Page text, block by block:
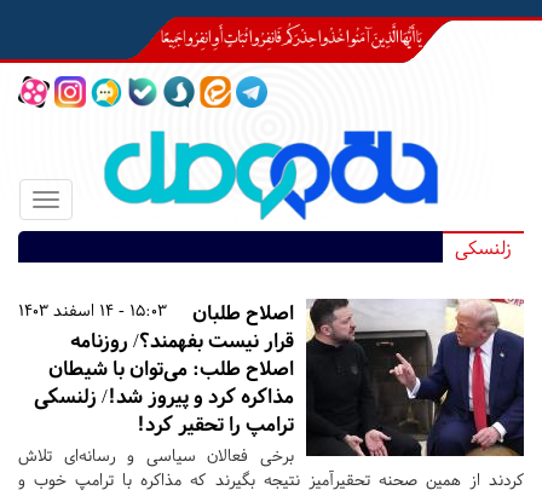
Toggle
زلنسکی
15:03 - 14 اسفند 1403
اصلاح طلبان
قرار نیست بفهمند؟/ روزنامه
اصلاح طلب: می‌توان با شیطان
مذاکره کرد و پیروز شد!/ زلنسکی
ترامپ را تحقیر کرد!
برخی فعالان سیاسی و رسانه‌ای تلاش
کردند از همین صحنه تحقیرآمیز نتیجه بگیرند که مذاکره با ترامپ خوب و